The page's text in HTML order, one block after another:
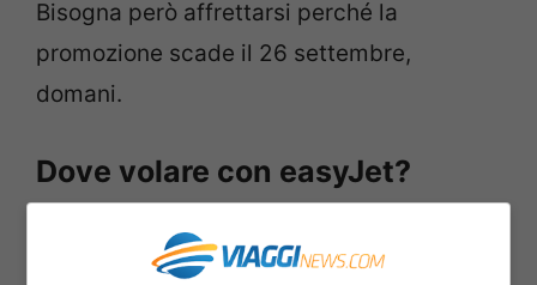
Bisogna però affrettarsi perché la
promozione scade il 26 settembre,
domani.
Dove volare con easyJet?
Le possibilità con easyJet sono tante e con
questa promo e biglietti aerei che costano